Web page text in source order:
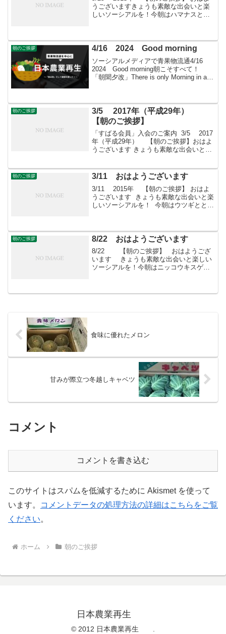
うございますきょうも素敵な出会いと楽
しいソーシアルを！今朝はハマナスとと
を！ ...
朝のご挨拶 4/16 2024 Good morning
ソーシアルメディアで青果物流通4/16
2024 Good morning朝こそすべて！
「朝聞夕改」There is only Morning in all
朝のご挨拶
3/5 2017年（平成29年）
【朝のご挨拶】
「すばる会員」入会のご案内 3/5 2017
年（平成29年） 【朝のご挨拶】おはよ
うございます きょうも素敵な出会いと楽
本農業再生」プロをめざす皆さんのため
朝のご挨拶 3/11 おはようございます
3/11 2015年 【朝のご挨拶】 おはよ
うございます きょうも素敵な出会いと楽
しいソーシアルを！ 今朝はウツギととも
朝のご挨拶 8/22 おはようございます
8/22 【朝のご挨拶】 おはようござ
います きょうも素敵な出会いと楽しい
ソーシアルを！今朝はニッコウキスゲと
食味に優れたメロン
甘みが際立つ冬越しキャベツ
コメント
コメントを書き込む
このサイトはスパムを低減するために Akismet を使って
います。
コメントデータの処理方法の詳細はこちらをご覧
ください。
ホーム 朝のご挨拶
日本農業再生
© 2012 日本農業再生 .